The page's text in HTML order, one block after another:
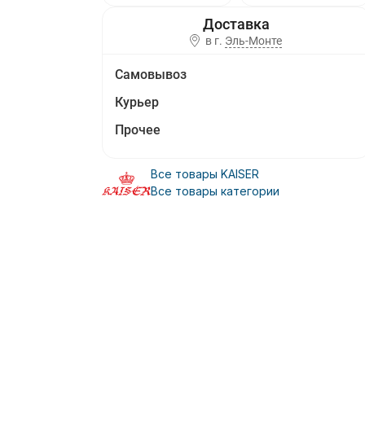
в г. Эль-Монте
Самовывоз
Курьер
Прочее
Все товары KAISER
Все товары категории